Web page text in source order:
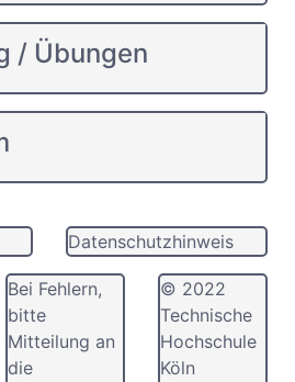
/ Übungen
Datenschutzhinweis
Bei Fehlern,
bitte
Mitteilung an
die
© 2022
Technische
Hochschule
Köln